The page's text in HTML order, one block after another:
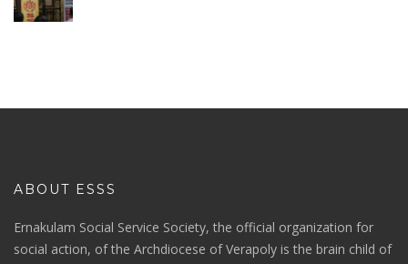
ABOUT ESSS
Ernakulam Social Service Society, the official organization for
social action, of the Archdiocese of Verapoly is the brain child of